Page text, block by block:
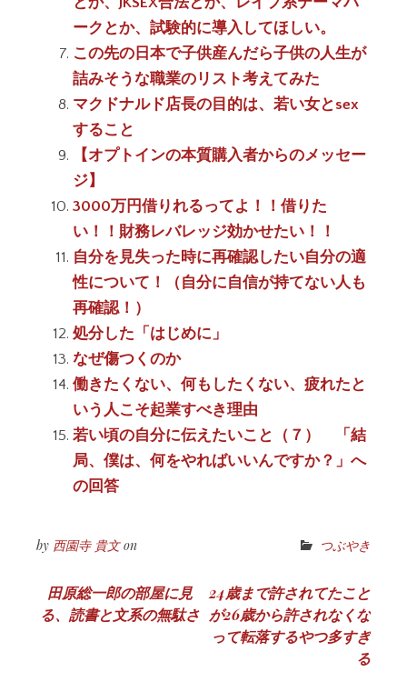
ークとか、試験的に導入してほしい。
この先の日本で子供産んだら子供の人生が
詰みそうな職業のリスト考えてみた
マクドナルド店長の目的は、若い女とsex
すること
【オプトインの本質購入者からのメッセー
ジ】
3000万円借りれるってよ！！借りた
い！！財務レバレッジ効かせたい！！
自分を見失った時に再確認したい自分の適
性について！（自分に自信が持てない人も
再確認！）
処分した「はじめに」
なぜ傷つくのか
働きたくない、何もしたくない、疲れたと
いう人こそ起業すべき理由
若い頃の自分に伝えたいこと（７） 「結
局、僕は、何をやればいいんですか？」へ
の回答
by 西園寺 貴文on つぶやき
投
稿
田原総一郎の部屋に見
る、読書と文系の無駄さ
24歳まで許されてたこと
が26歳から許されなくな
って転落するやつ多すぎ
る